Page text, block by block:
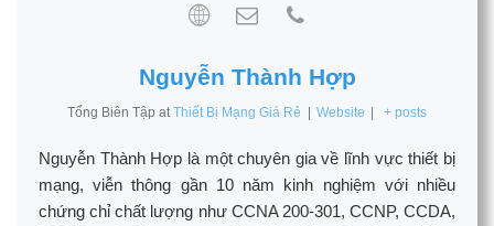
Nguyễn Thành Hợp
Tổng Biên Tập at Thiết Bị Mạng Giá Rẻ | Website | + posts
Nguyễn Thành Hợp là một chuyên gia về lĩnh vực thiết bị
mạng, viễn thông gần 10 năm kinh nghiệm với nhiều
chứng chỉ chất lượng như CCNA 200-301, CCNP, CCDA,